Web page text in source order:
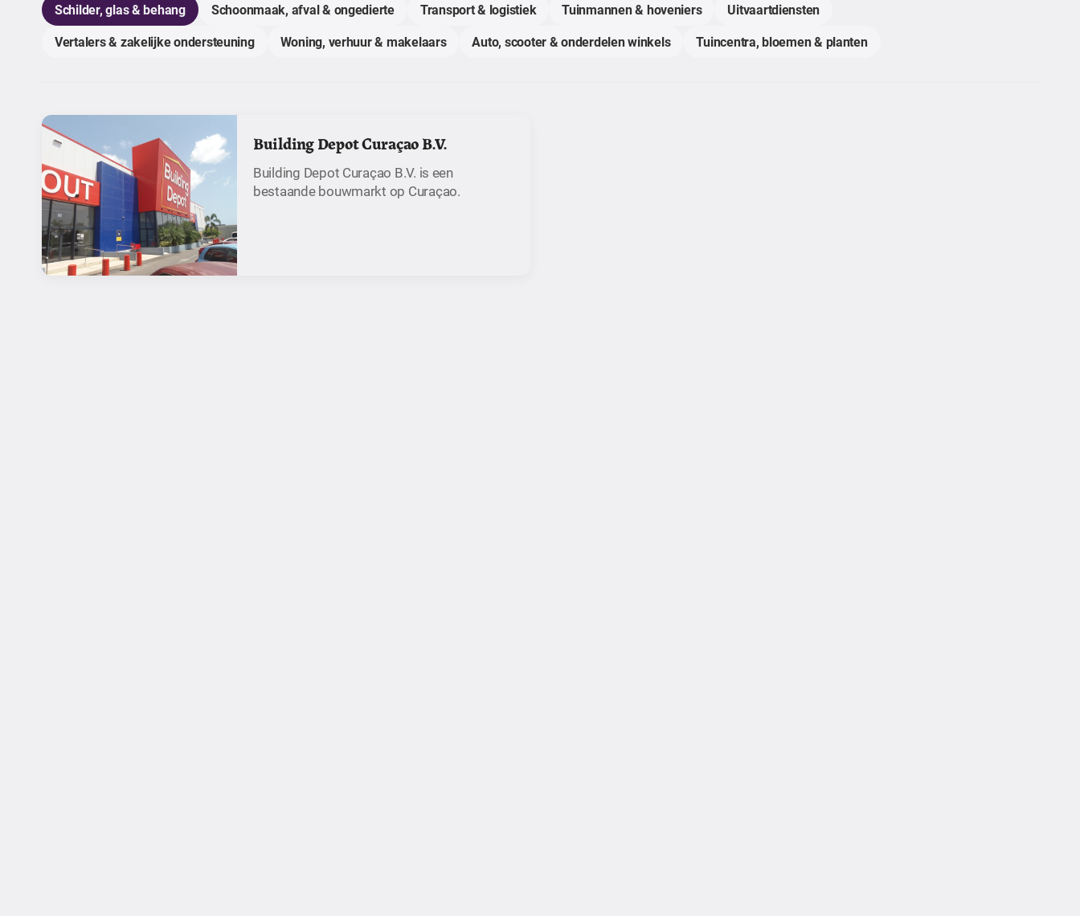
Schilder, glas & behang
Schoonmaak, afval & ongedierte Transport & logistiek Tuinmannen & hoveniers
Uitvaartdiensten
Vertalers & zakelijke ondersteuning
Woning, verhuur & makelaars Auto, scooter & onderdelen winkels Tuincentra, bloemen & planten
Building Depot Curaçao B.V.
Building Depot Curaçao B.V. is een
bestaande bouwmarkt op Curaçao.